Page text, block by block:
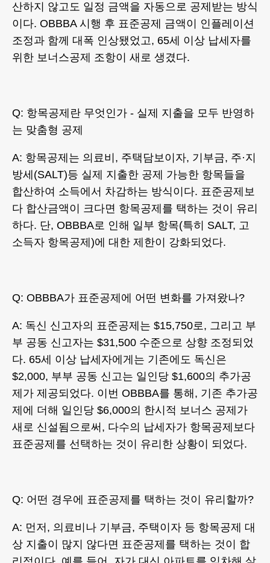
산하지 않고도 일정 금액을 자동으로 공제받는 방식
이다. OBBBA 시행 후 표준공제 금액이 인플레이션
조정과 함께 대폭 인상됐었고, 65세 이상 납세자를
위한 보너스공제 조항이 새로 생겼다.
Q: 항목공제란 무엇인가 - 실제 지출을 모두 반영하
는 맞춤형 공제
A: 항목공제는 의료비, 주택담보이자, 기부금, 주·지
방세(SALT)등 실제 지출한 공제 가능한 항목들을
합산하여 소득에서 차감하는 방식이다. 표준공제보
다 합산금액이 크다면 항목공제를 택하는 것이 유리
하다. 단, OBBBA로 인해 일부 항목(특히 SALT, 고
소득자 항목공제)에 대한 제한이 강화되었다.
Q: OBBBA가 표준공제에 어떤 변화를 가져왔나?
A: 독신 신고자의 표준공제는 $15,750로, 그리고 부
부 공동 신고자는 $31,500 수준으로 상향 조정되었
다. 65세 이상 납세자에게는 기존에도 독신은
$2,000, 부부 공동 신고는 일인당 $1,600의 추가공
제가 제공되었다. 이번 OBBBA를 통해, 기존 추가공
제에 더해 일인당 $6,000의 한시적 보너스 공제가
새로 신설됨으로써, 다수의 납세자가 항목공제보다
표준공제를 선택하는 것이 유리한 상황이 되었다.
Q: 어떤 경우에 표준공제를 택하는 것이 유리할까?
A: 먼저, 의료비나 기부금, 주택이자 등 항목공제 대
상 지출이 많지 않다면 표준공제를 택하는 것이 합